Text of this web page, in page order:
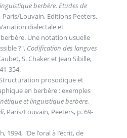
berbère. Etudes de
Paris/Louvain, Editions Peeters.
dialectale et
Une notation usuelle
?", Codification des langues
S. Chaker et Jean Sibille,
354.
prosodique et
en berbère : exemples
et linguistique berbère.
, Paris/Louvain, Peeters, p. 69-
1994, "De l’oral à l’écrit, de